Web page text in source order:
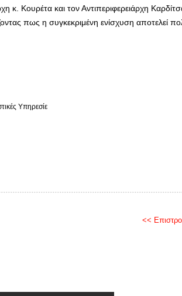
κ. Κουρέτα και τον Αντιπεριφερειάρχη
πως η συγκεκριμένη ενίσχυση αποτελεί
Υπηρεσίε
<<